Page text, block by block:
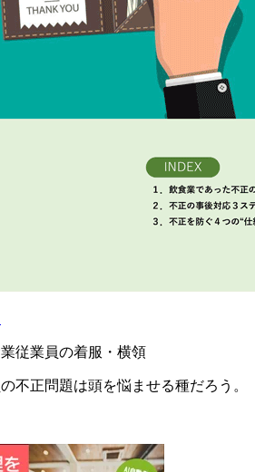
従業員の着服・横領
不正問題は頭を悩ませる種だろう。